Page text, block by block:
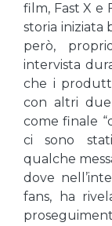
film, Fast X e
storia iniziata
però,
intervista
che i
con altri
come finale
ci sono
qualche
dove
fans, ha